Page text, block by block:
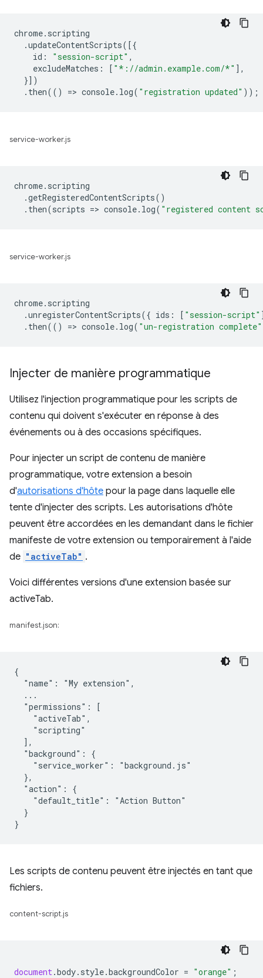
chrome. scripting
.updateContentScripts([{
id : "session-script" ,
excludeMatches : [ "*://admin.example.com/*" ],
}])
. then(() => console. log( "registration updated" ));
service-worker.js
chrome. scripting
.getRegisteredContentScripts()
. then(scripts => console. log( "registered content
service-worker.js
chrome. scripting
.unregisterContentScripts({ ids : [ "session-script"
. then(() => console. log( "un-registration complete"
Injecter de manière programmatique
Utilisez l'injection programmatique pour les scripts de
contenu qui doivent s'exécuter en réponse à des
événements ou à des occasions spécifiques.
Pour injecter un script de contenu de manière
programmatique, votre extension a besoin
d'autorisations d'hôte pour la page dans laquelle elle
tente d'injecter des scripts. Les autorisations d'hôte
peuvent être accordées en les demandant dans le fichier
manifeste de votre extension ou temporairement à l'aide
de "activeTab" .
Voici différentes versions d'une extension basée sur
activeTab.
manifest.json:
{
  "name": "My extension",
  ...
  "permissions": [
    "activeTab",
    "scripting"
  ],
  "background": {
    "service_worker": "background.js"
  },
  "action": {
    "default_title": "Action Button"
  }
Les scripts de contenu peuvent être injectés en tant que
fichiers.
content-script.js
document.body. style.backgroundColor = "orange" ;